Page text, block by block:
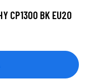
CP1300 BK EU20